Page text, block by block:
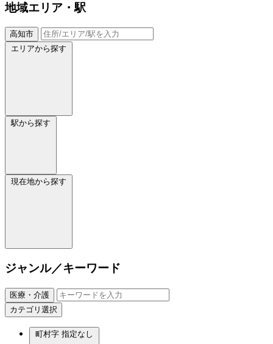
地域エリア・駅
高知市
エリアから探す
駅から探す
現在地から探す
ジャンル／キーワード
医療・介護
カテゴリ選択
町村字 指定なし